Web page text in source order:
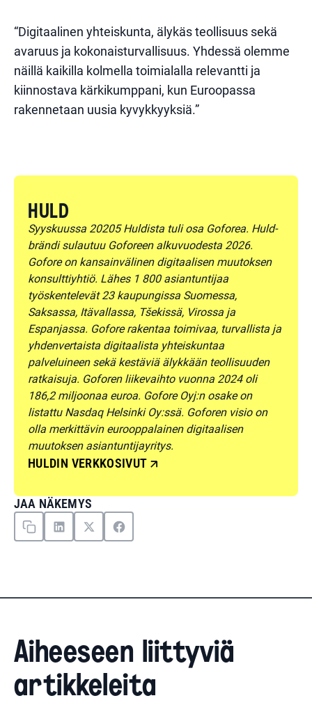
“Digitaalinen yhteiskunta, älykäs teollisuus sekä
avaruus ja kokonaisturvallisuus. Yhdessä olemme
näillä kaikilla kolmella toimialalla relevantti ja
kiinnostava kärkikumppani, kun Euroopassa
rakennetaan uusia kyvykkyyksiä.”
HULD
Syyskuussa 20205 Huldista tuli osa Goforea. Huld-
brändi sulautuu Goforeen alkuvuodesta 2026.
Gofore on kansainvälinen digitaalisen muutoksen
konsulttiyhtiö. Lähes 1 800 asiantuntijaa
työskentelevät 23 kaupungissa Suomessa,
Saksassa, Itävallassa, Tšekissä, Virossa ja
Espanjassa. Gofore rakentaa toimivaa, turvallista ja
yhdenvertaista digitaalista yhteiskuntaa
palveluineen sekä kestäviä älykkään teollisuuden
ratkaisuja. Goforen liikevaihto vuonna 2024 oli
186,2 miljoonaa euroa. Gofore Oyj:n osake on
listattu Nasdaq Helsinki Oy:ssä. Goforen visio on
olla merkittävin eurooppalainen digitaalisen
muutoksen asiantuntijayritys.
HULDIN VERKKOSIVUT
JAA NÄKEMYS
Aiheeseen liittyviä
artikkeleita